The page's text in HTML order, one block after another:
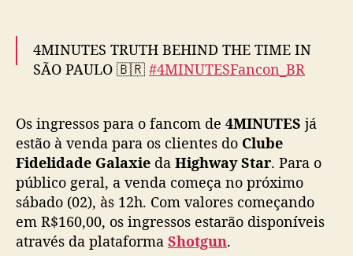
n
r
s
o
s
c
o
m
4MINUTES TRUTH BEHIND THE TIME IN
SÃO PAULO 🇧🇷 #4MINUTESFancon_BR
📍 Terra SP
🎫 Vendas a partir de 02/11, ao meio-dia, na
Shotgun 👉https://t.co/m893l8MDKl
🔗 Mais informações 👉
https://t.co/wnuEvJTfR1
👉 Se inscreva no Clube Fidelidade…
Os ingressos para o fancom de 4MINUTES já
estão à venda para os clientes do Clube
Fidelidade Galaxie da Highway Star. Para o
público geral, a venda começa no próximo
sábado (02), às 12h. Com valores começando
em R$160,00, os ingressos estarão disponíveis
através da plataforma Shotgun.